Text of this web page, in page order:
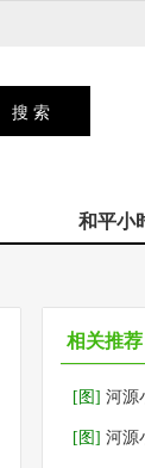
和平小
相关推荐
[图] 河源
预订
[图] 河源